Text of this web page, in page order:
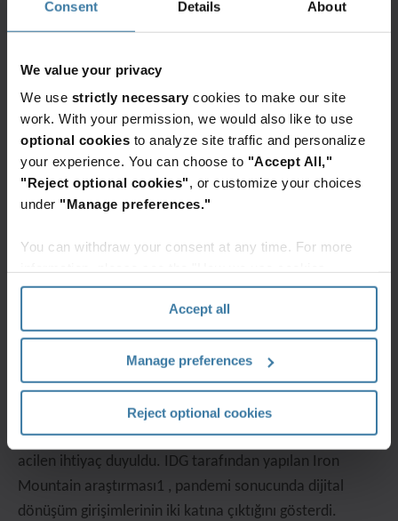
Consent Details About
We value your privacy
We use strictly necessary cookies to make our site
work. With your permission, we would also like to use
optional cookies to analyze site traffic and personalize
your experience. You can choose to "Accept All,"
"Reject optional cookies", or customize your choices
under "Manage preferences."
You can withdraw your consent at any time. For more
section" of ourPrivacy Policy.
Accept all
Manage preferences
Reject optional cookies
Dijital iş yeri dönüşümünün en bilinir örnekleri her
yenilikçi kullanımı yoluyla tüm sektörleri alt üst eden
yeni girişimler olmuştur. Ancak günümüzde dijital
dönüşümün gerçek etkisi, uzaktan çalışan ekiplerin daha
iyi iş birliği yapmasına yardımcı olmak, müşteri
hizmetlerini geliştirmek, muhasebe, faturalandırma ve
insan kaynakları gibi faaliyetleri kolaylaştırmak üzere
de yayılmıştır.
Neden #2: pandemi̇ di̇ji̇tal dönüşümü
COVID-19, birçok işletmenin dijital dönüşüm
yolculuğunu hızlandırdı. Dijital iş yerinin sunmak zorunda
olduğu “daha az yüz yüze etkileşim” ve “uzaktan
çalışanlar için merkezi erişim” gibi olanakların birçoğuna
acilen ihtiyaç duyuldu. IDG tarafından yapılan Iron
Mountain araştırması1 , pandemi sonucunda dijital
dönüşüm girişimlerinin iki katına çıktığını gösterdi.